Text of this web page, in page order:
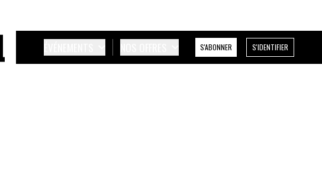
S'ABONNER S'IDENTIFIER